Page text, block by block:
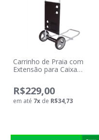
Carrinho de Praia com
Extensão para Caixa
Térmica Preta Mor
R$229,00
em até 7x de R$34,73